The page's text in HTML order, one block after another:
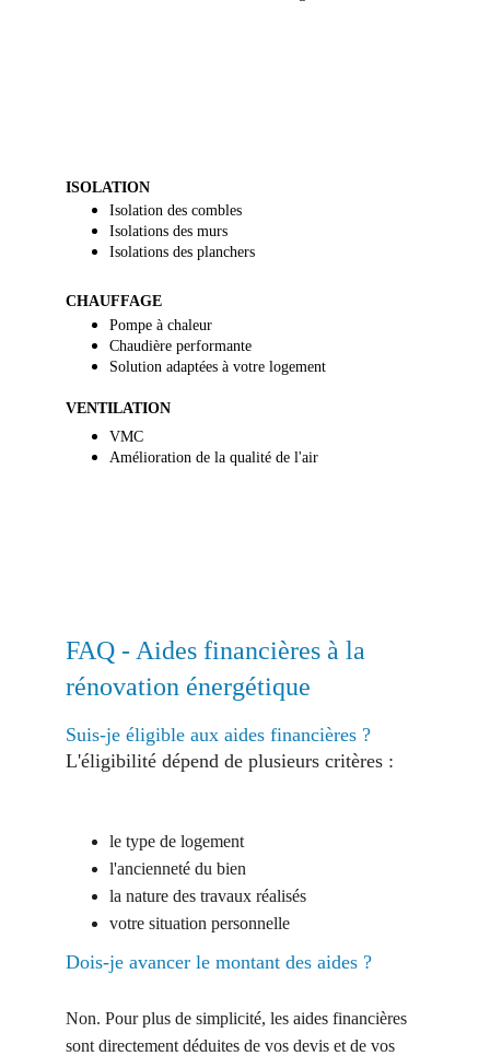
ISOLATION
Isolation des combles
Isolations des murs
Isolations des planchers
CHAUFFAGE
VENTILATION
Pompe à chaleur
Chaudière performante
Solution adaptées à votre logement
VMC
Amélioration de la qualité de l'air
FAQ - Aides financières à la
rénovation énergétique
Suis-je éligible aux aides financières ?
L'éligibilité dépend de plusieurs critères :
le type de logement
l'ancienneté du bien
la nature des travaux réalisés
votre situation personnelle
Dois-je avancer le montant des aides ?
Non. Pour plus de simplicité, les aides financières
sont directement déduites de vos devis et de vos